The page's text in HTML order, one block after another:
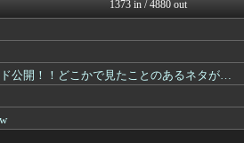
プリキュアのまとめ
っ！...
最強ジャンプ放送局
おたくみくす 声優まとめ
では...
デジタルニューススレッド
ぽい
アニチャット
1373 in / 4880 out
公開！！どこかで見たことのあるネタが…